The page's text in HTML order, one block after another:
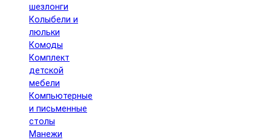
шезлонги
Колыбели и
люльки
Комоды
Комплект
детской
мебели
Компьютерные
и письменные
столы
Манежи